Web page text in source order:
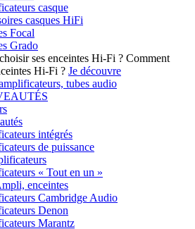
casque
casques HiFi
Focal
Grado
Comment
Hi-Fi ? Je découvre
tubes audio
intégrés
de puissance
« Tout en un »
enceintes
Cambridge Audio
Denon
Marantz